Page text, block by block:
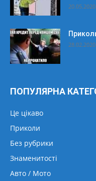
20.05.2020
28.02.2020
ПОПУЛЯРНА
Це цікаво
Приколи
Без рубрики
Знаменитості
Авто / Мото